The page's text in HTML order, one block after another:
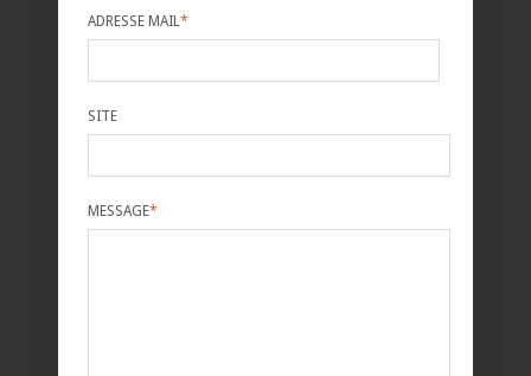
ADRESSE MAIL *
SITE
MESSAGE*